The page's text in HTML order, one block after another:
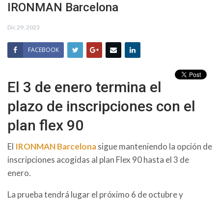
IRONMAN Barcelona
Dic 29, 2023
FACEBOOK
El 3 de enero termina el
plazo de inscripciones con el
plan flex 90
El IRONMAN Barcelonasigue manteniendo la opción de
inscripciones acogidas al plan Flex 90 hasta el 3 de
enero.
La prueba tendrá lugar el próximo 6 de octubre y